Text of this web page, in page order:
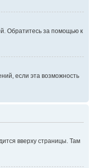
Обратитесь за помощью к
если эта возможность
вверху страницы. Там